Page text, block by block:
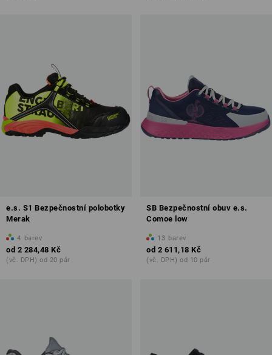
e.s. S1 Bezpečnostní polobotky
Merak
4 barev
od 2 284,48 Kč
(vč. DPH) od 20 pár
SB Bezpečnostní obuv e.s.
Comoe low
13 barev
od 2 611,18 Kč
(vč. DPH) od 10 pár